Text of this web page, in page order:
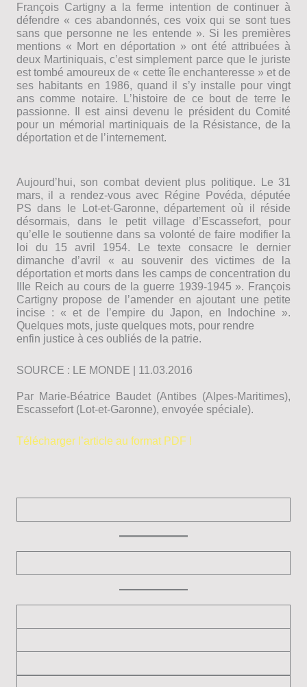
François Cartigny a la ferme intention de continuer à
défendre « ces abandonnés, ces voix qui se sont tues
sans que personne ne les entende ». Si les premières
mentions « Mort en déportation » ont été attribuées à
deux Martiniquais, cʼest simplement parce que le juriste
est tombé amoureux de « cette île enchanteresse » et de
ses habitants en 1986, quand il sʼy installe pour vingt
ans comme notaire. Lʼhistoire de ce bout de terre le
passionne. Il est ainsi devenu le président du Comité
pour un mémorial martiniquais de la Résistance, de la
déportation et de lʼinternement.
Aujourdʼhui, son combat devient plus politique. Le 31
mars, il a rendez-vous avec Régine Povéda, députée
PS dans le Lot-et-Garonne, département où il réside
désormais, dans le petit village dʼEscassefort, pour
quʼelle le soutienne dans sa volonté de faire modifier la
loi du 15 avril 1954. Le texte consacre le dernier
dimanche dʼavril « au souvenir des victimes de la
déportation et morts dans les camps de concentration du
IIIe Reich au cours de la guerre 1939-1945 ». François
Cartigny propose de lʼamender en ajoutant une petite
incise : « et de lʼempire du Japon, en Indochine ».
Quelques mots, juste quelques mots, pour rendre
enfin justice à ces oubliés de la patrie.
SOURCE : LE MONDE | 11.03.2016
Par Marie-Béatrice Baudet (Antibes (Alpes-Maritimes),
Escassefort (Lot-et-Garonne), envoyée spéciale).
Télécharger l’article au format PDF !